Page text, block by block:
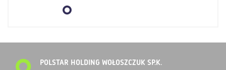
POLSTAR HOLDING WOŁOSZCZUK SP.K.